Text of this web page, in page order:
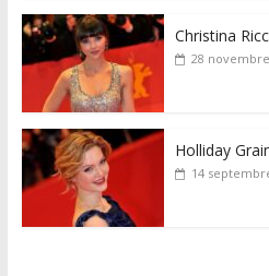
Christina
28
Holliday
14